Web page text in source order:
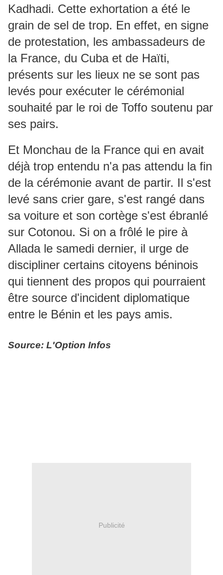
Kadhadi. Cette exhortation a été le
grain de sel de trop. En effet, en signe
de protestation, les ambassadeurs de
la France, du Cuba et de Haïti,
présents sur les lieux ne se sont pas
levés pour exécuter le cérémonial
souhaité par le roi de Toffo soutenu par
ses pairs.
Et Monchau de la France qui en avait
déjà trop entendu n'a pas attendu la fin
de la cérémonie avant de partir. Il s'est
levé sans crier gare, s'est rangé dans
sa voiture et son cortège s'est ébranlé
sur Cotonou. Si on a frôlé le pire à
Allada le samedi dernier, il urge de
discipliner certains citoyens béninois
qui tiennent des propos qui pourraient
être source d'incident diplomatique
entre le Bénin et les pays amis.
Source: L'Option Infos
Publicité